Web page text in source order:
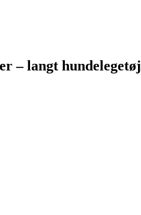
– langt hundelegetøj